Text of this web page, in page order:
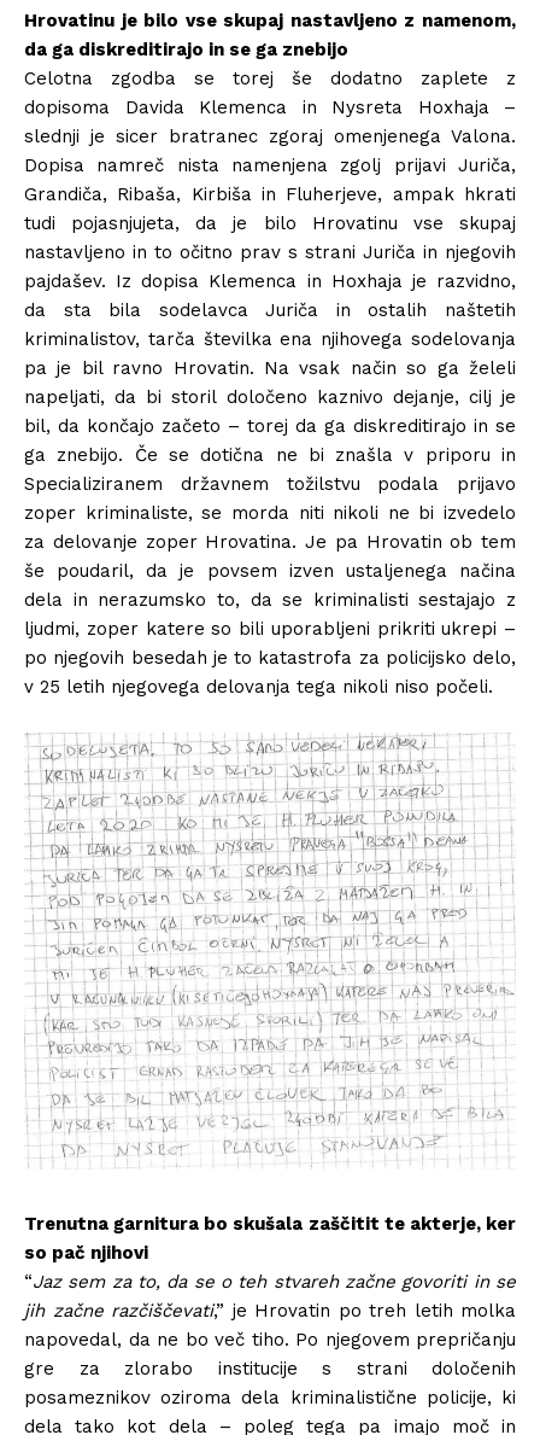
Hrovatinu je bilo vse skupaj nastavljeno z namenom,
da ga diskreditirajo in se ga znebijo
Celotna zgodba se torej še dodatno zaplete z
dopisoma Davida Klemenca in Nysreta Hoxhaja –
slednji je sicer bratranec zgoraj omenjenega Valona.
Dopisa namreč nista namenjena zgolj prijavi Juriča,
Grandiča, Ribaša, Kirbiša in Fluherjeve, ampak hkrati
tudi pojasnjujeta, da je bilo Hrovatinu vse skupaj
nastavljeno in to očitno prav s strani Juriča in njegovih
pajdašev. Iz dopisa Klemenca in Hoxhaja je razvidno,
da sta bila sodelavca Juriča in ostalih naštetih
kriminalistov, tarča številka ena njihovega sodelovanja
pa je bil ravno Hrovatin. Na vsak način so ga želeli
napeljati, da bi storil določeno kaznivo dejanje, cilj je
bil, da končajo začeto – torej da ga diskreditirajo in se
ga znebijo. Če se dotična ne bi znašla v priporu in
Specializiranem državnem tožilstvu podala prijavo
zoper kriminaliste, se morda niti nikoli ne bi izvedelo
za delovanje zoper Hrovatina. Je pa Hrovatin ob tem
še poudaril, da je povsem izven ustaljenega načina
dela in nerazumsko to, da se kriminalisti sestajajo z
ljudmi, zoper katere so bili uporabljeni prikriti ukrepi –
po njegovih besedah je to katastrofa za policijsko delo,
v 25 letih njegovega delovanja tega nikoli niso počeli.
Trenutna garnitura bo skušala zaščitit te akterje, ker
so pač njihovi
“Jaz sem za to, da se o teh stvareh začne govoriti in se
jih začne razčiščevati,” je Hrovatin po treh letih molka
napovedal, da ne bo več tiho. Po njegovem prepričanju
gre za zlorabo institucije s strani določenih
posameznikov oziroma dela kriminalistične policije, ki
dela tako kot dela – poleg tega pa imajo moč in